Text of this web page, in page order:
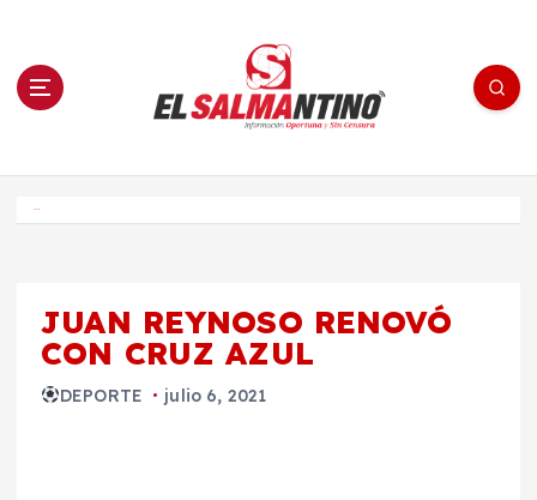
n El Salmantino - medios/noticias/editorial
JUAN REYNOSO RENOVÓ
CON CRUZ AZUL
DEPORTE julio 6, 2021